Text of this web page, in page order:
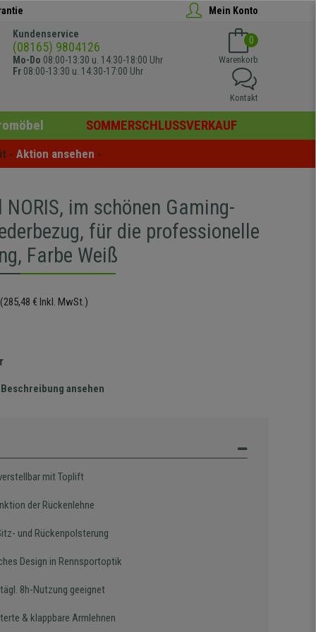
Mein Konto
Kundenservice
(08165) 9804126
Mo-Do 08:00-13:30 u. 14:30-18:00 Uhr
Fr 08:00-13:30 u. 14:30-17:00 Uhr
0
Warenkorb
Kontakt
SOMMERSCHLUSSVERKAUF
- Aktion ansehen -
im schönen Gaming-
für die professionelle
Farbe Weiß
(285,48 € Inkl. MwSt.)
ansehen
mit Toplift
der Rückenlehne
und Rückenpolsterung
Design in Rennsportoptik
8h-Nutzung geeignet
& klappbare Armlehnen